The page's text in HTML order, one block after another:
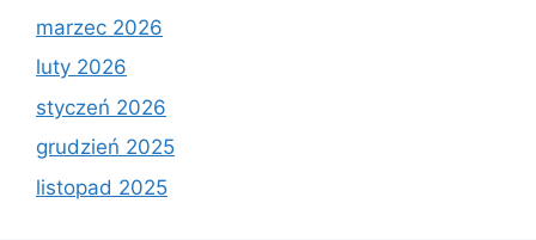
marzec 2026
luty 2026
styczeń 2026
grudzień 2025
listopad 2025